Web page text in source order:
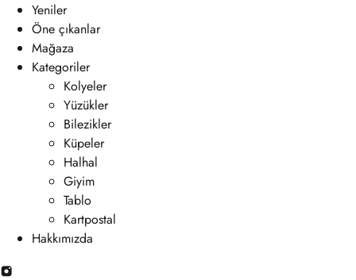
Yeniler
Öne çıkanlar
Mağaza
Kategoriler
Kolyeler
Yüzükler
Bilezikler
Küpeler
Halhal
Giyim
Tablo
Kartpostal
Hakkımızda